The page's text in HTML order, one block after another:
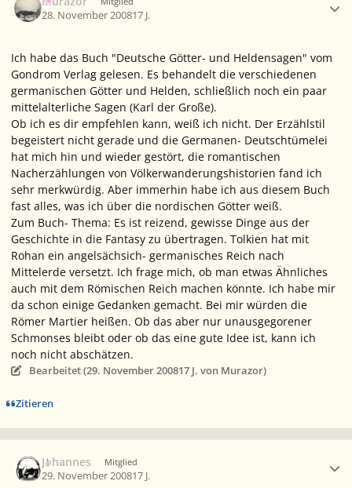
28. November 200817 J.
Ich habe das Buch "Deutsche Götter- und Heldensagen" vom
Gondrom Verlag gelesen. Es behandelt die verschiedenen
germanischen Götter und Helden, schließlich noch ein paar
mittelalterliche Sagen (Karl der Große).
Ob ich es dir empfehlen kann, weiß ich nicht. Der Erzählstil
begeistert nicht gerade und die Germanen- Deutschtümelei
hat mich hin und wieder gestört, die romantischen
Nacherzählungen von Völkerwanderungshistorien fand ich
sehr merkwürdig. Aber immerhin habe ich aus diesem Buch
fast alles, was ich über die nordischen Götter weiß.
Zum Buch- Thema: Es ist reizend, gewisse Dinge aus der
Geschichte in die Fantasy zu übertragen. Tolkien hat mit
Rohan ein angelsächsich- germanisches Reich nach
Mittelerde versetzt. Ich frage mich, ob man etwas Ähnliches
auch mit dem Römischen Reich machen könnte. Ich habe mir
da schon einige Gedanken gemacht. Bei mir würden die
Römer Martier heißen. Ob das aber nur unausgegorener
Schmonses bleibt oder ob das eine gute Idee ist, kann ich
noch nicht abschätzen.
Bearbeitet (29. November 200817 J. von Murazor)
Zitieren
Johannes Mitglied
29. November 200817 J.